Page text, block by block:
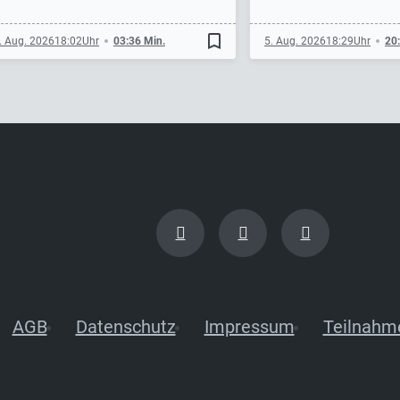
Aug. 202618:02 03:36 Min. bookmark_border 5. Aug. 202618:29
AGB Datenschutz Impressum